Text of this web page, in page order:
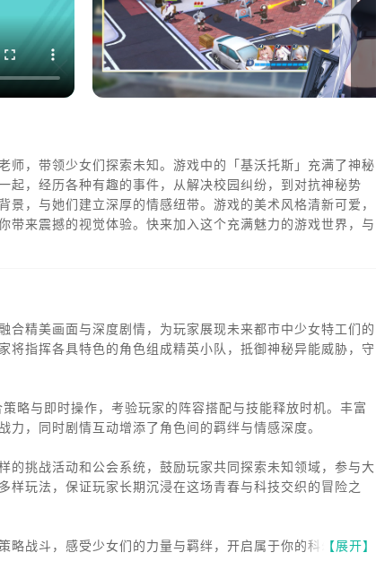
师，带领少女们探索未知。游戏中的「基沃托斯」充满了神秘
起，经历各种有趣的事件，从解决校园纠纷，到对抗神秘势
，与她们建立深厚的情感纽带。游戏的美术风格清新可爱，
带来震撼的视觉体验。快来加入这个充满魅力的游戏世界，与
合精美画面与深度剧情，为玩家展现未来都市中少女特工们的
将指挥各具特色的角色组成精英小队，抵御神秘异能威胁，守
略与即时操作，考验玩家的阵容搭配与技能释放时机。丰富
，同时剧情互动增添了角色间的羁绊与情感深度。
的挑战活动和公会系统，鼓励玩家共同探索未知领域，参与大
样玩法，保证玩家长期沉浸在这场青春与科技交织的冒险之
战斗，感受少女们的力量与羁绊，开启属于你的科幻青春篇
【展开】